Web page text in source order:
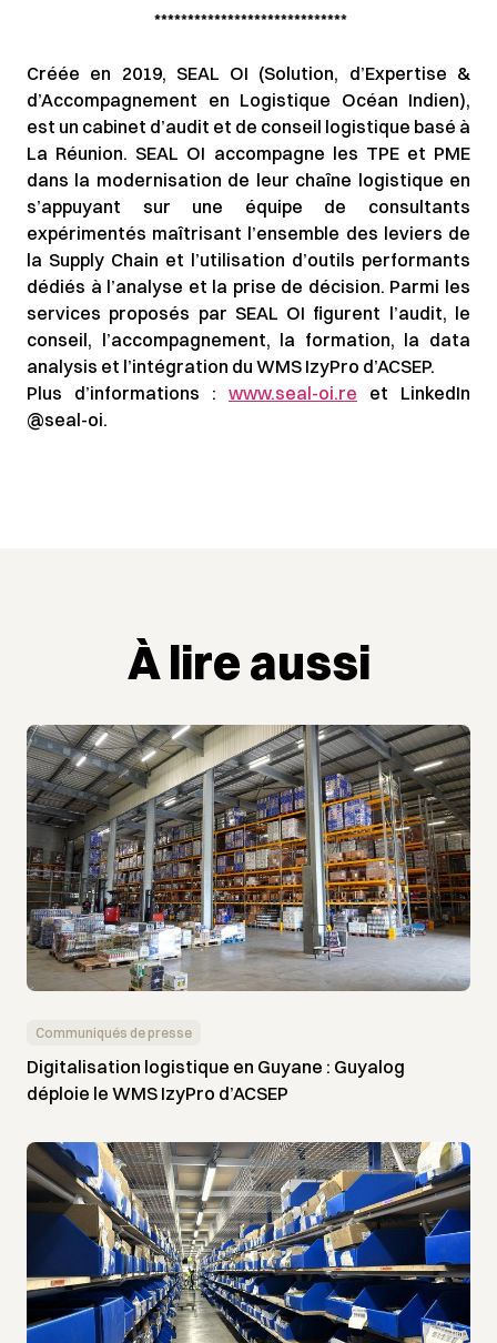
*****************************
Créée en 2019, SEAL OI (Solution, d’Expertise &
d’Accompagnement en Logistique Océan Indien),
est un cabinet d’audit et de conseil logistique basé à
La Réunion. SEAL OI accompagne les TPE et PME
dans la modernisation de leur chaîne logistique en
s’appuyant sur une équipe de consultants
expérimentés maîtrisant l’ensemble des leviers de
la Supply Chain et l’utilisation d’outils performants
dédiés à l’analyse et la prise de décision. Parmi les
services proposés par SEAL OI figurent l’audit, le
conseil, l’accompagnement, la formation, la data
analysis et l’intégration du WMS IzyPro d’ACSEP.
Plus d’informations : www.seal-oi.re et LinkedIn
@seal-oi.
À lire aussi
Communiqués de presse
Digitalisation logistique en Guyane : Guyalog
déploie le WMS IzyPro d’ACSEP